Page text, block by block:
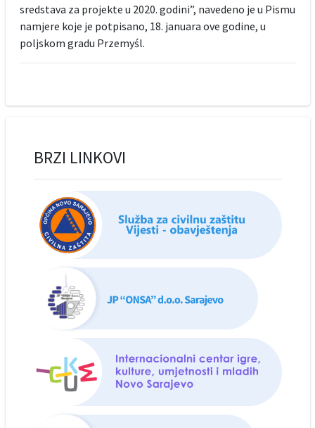
sredstava za projekte u 2020. godini”, navedeno je u Pismu
namjere koje je potpisano, 18. januara ove godine, u
poljskom gradu Przemyśl.
BRZI LINKOVI